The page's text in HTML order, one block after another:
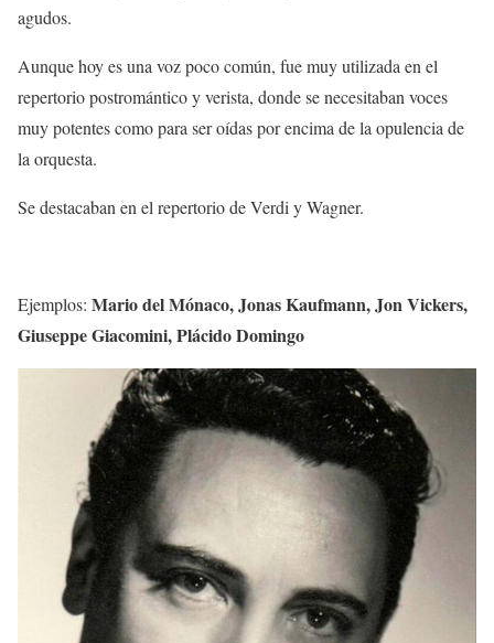
agudos.
Aunque hoy es una voz poco común, fue muy utilizada en el
repertorio postromántico y verista, donde se necesitaban voces
muy potentes como para ser oídas por encima de la opulencia de
la orquesta.
Se destacaban en el repertorio de Verdi y Wagner.
Ejemplos: Mario del Mónaco, Jonas Kaufmann, Jon Vickers,
Giuseppe Giacomini, Plácido Domingo